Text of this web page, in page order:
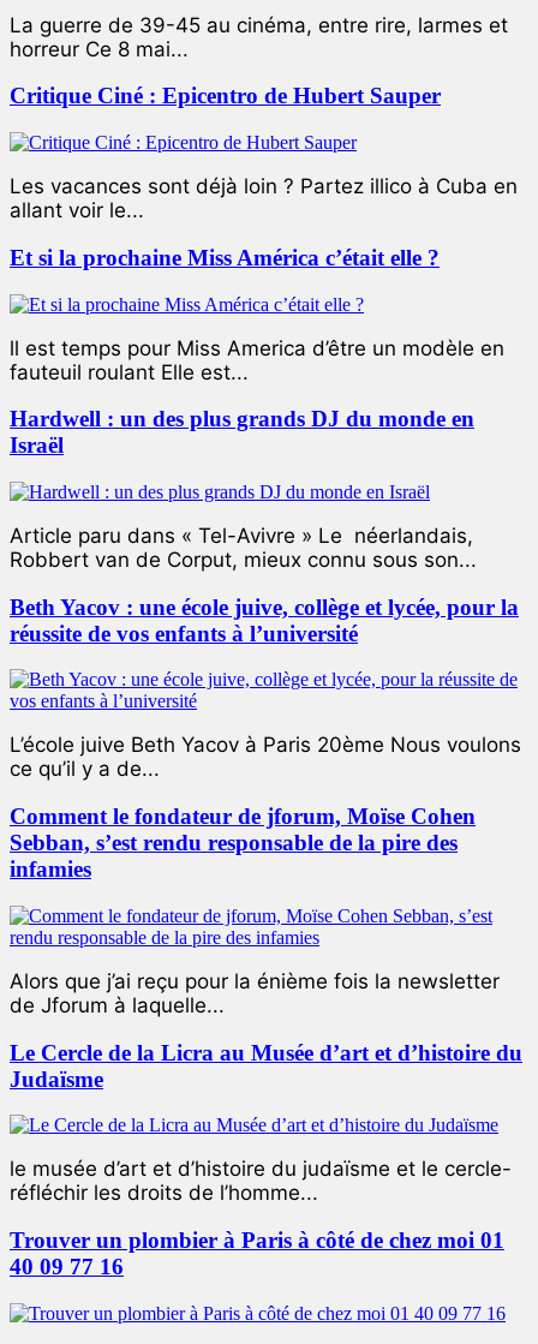
La guerre de 39-45 au cinéma, entre rire, larmes et
horreur Ce 8 mai...
Critique Ciné : Epicentro de Hubert Sauper
Les vacances sont déjà loin ? Partez illico à Cuba en
allant voir le...
Et si la prochaine Miss América c’était elle ?
ll est temps pour Miss America d’être un modèle en
fauteuil roulant Elle est...
Hardwell : un des plus grands DJ du monde en
Israël
Article paru dans « Tel-Avivre » Le néerlandais,
Robbert van de Corput, mieux connu sous son...
Beth Yacov : une école juive, collège et lycée, pour la
réussite de vos enfants à l’université
L’école juive Beth Yacov à Paris 20ème Nous voulons
ce qu’il y a de...
Comment le fondateur de jforum, Moïse Cohen
Sebban, s’est rendu responsable de la pire des
infamies
Alors que j’ai reçu pour la énième fois la newsletter
de Jforum à laquelle...
Le Cercle de la Licra au Musée d’art et d’histoire du
Judaïsme
le musée d’art et d’histoire du judaïsme et le cercle-
réfléchir les droits de l’homme...
Trouver un plombier à Paris à côté de chez moi 01
40 09 77 16